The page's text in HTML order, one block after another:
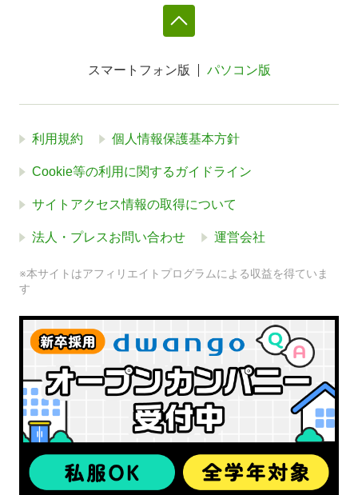
スマートフォン版 パソコン版
利用規約 個人情報保護基本方針
Cookie等の利用に関するガイドライン
サイトアクセス情報の取得について
法人・プレスお問い合わせ 運営会社
※本サイトはアフィリエイトプログラムによる収益を得ていま
す